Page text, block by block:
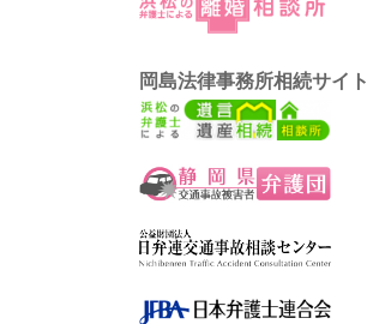
岡島法律事務所相続サイト